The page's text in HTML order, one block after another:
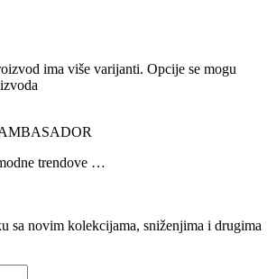
ima više varijanti. Opcije se mogu
trendove …
sa novim kolekcijama, sniženjima i drugima